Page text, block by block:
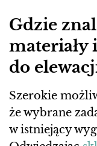
Gdzie
materiały
do
Szerokie
że wybrane
w istniejący